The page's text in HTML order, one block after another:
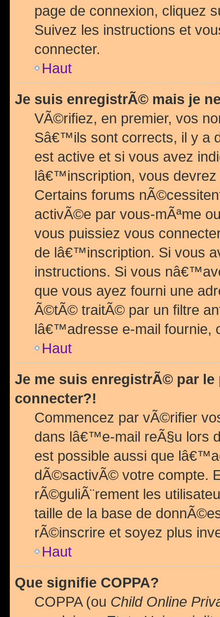
page de connexion, cliquez
Suivez les instructions et
connecter.
Haut
Je suis enregistrÃ© mais je
VÃ©rifiez, en premier, vos
Sâ€™ils sont corrects, il y a
est active et si vous avez
lâ€™inscription, vous
Certains forums
activÃ©e par vous-mÃªme
vous puissiez vous
de lâ€™inscription. Si vous
instructions. Si vous
que vous ayez fourni une
Ã©tÃ© traitÃ© par un filtre
lâ€™adresse e-mail fournie,
Haut
Je me suis enregistrÃ© par
connecter?!
Commencez par vÃ©rifier
dans lâ€™e-mail reÃ§u lors
est possible aussi que
dÃ©sactivÃ© votre compte.
rÃ©guliÃ¨rement les
taille de la base de
rÃ©inscrire et soyez plus
Haut
Que signifie COPPA?
COPPA (ou Child Online